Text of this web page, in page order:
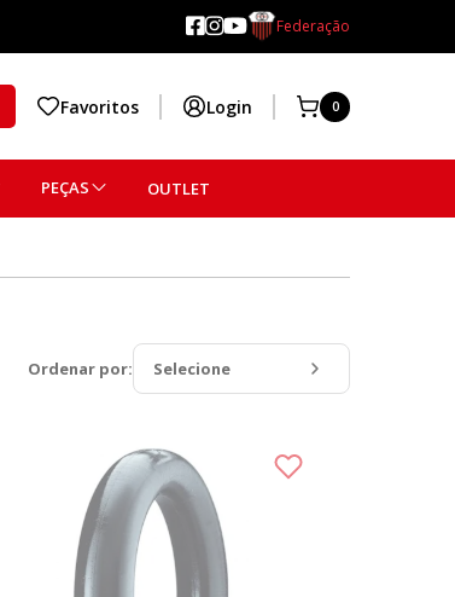
Federação
Favoritos Login 0
PEÇAS OUTLET
Ordenar por: Selecione